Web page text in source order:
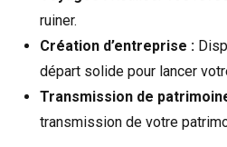
ruiner.
Création d’entreprise :
départ solide pour lancer
Transmission de
transmission de votre